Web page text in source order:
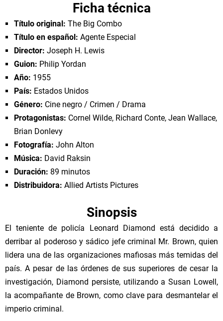
Ficha técnica
Título original: The Big Combo
Título en español: Agente Especial
Director: Joseph H. Lewis
Guion: Philip Yordan
Año: 1955
País: Estados Unidos
Género: Cine negro / Crimen / Drama
Protagonistas: Cornel Wilde, Richard Conte, Jean Wallace,
Brian Donlevy
Fotografía: John Alton
Música: David Raksin
Duración: 89 minutos
Distribuidora: Allied Artists Pictures
Sinopsis
El teniente de policía Leonard Diamond está decidido a
derribar al poderoso y sádico jefe criminal Mr. Brown, quien
lidera una de las organizaciones mafiosas más temidas del
país. A pesar de las órdenes de sus superiores de cesar la
investigación, Diamond persiste, utilizando a Susan Lowell,
la acompañante de Brown, como clave para desmantelar el
imperio criminal.